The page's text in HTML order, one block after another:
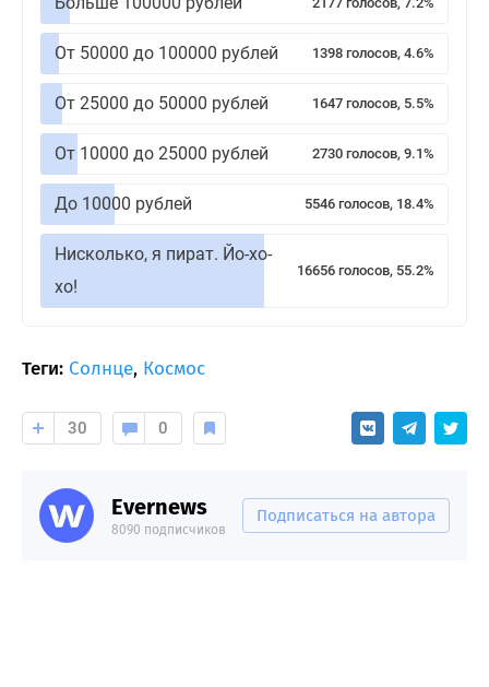
От 50000 до 100000 рублей 1398 голосов, 4.6%
От 25000 до 50000 рублей 1647 голосов, 5.5%
От 10000 до 25000 рублей 2730 голосов, 9.1%
До 10000 рублей 5546 голосов, 18.4%
Нисколько, я пират. Йо-хо-
хо!
16656 голосов, 55.2%
Теги: Солнце, Космос
30 0
Evernews
8090 подписчиков
Подписаться на автора